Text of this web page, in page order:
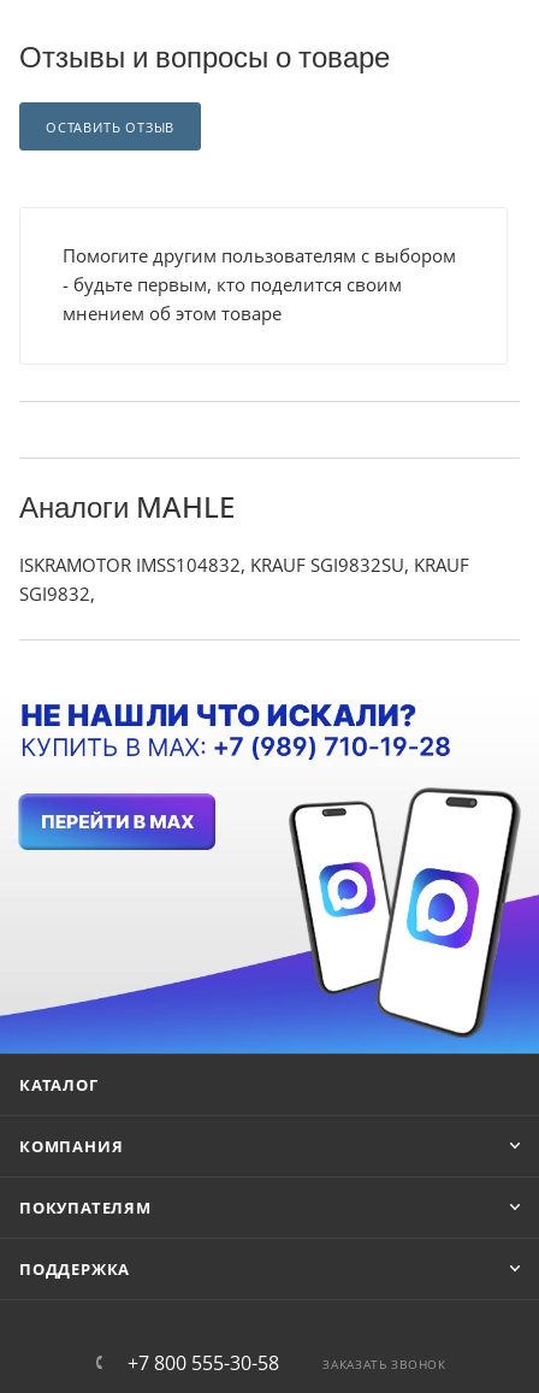
Отзывы и вопросы о товаре
ОСТАВИТЬ ОТЗЫВ
Помогите другим пользователям с выбором
- будьте первым, кто поделится своим
мнением об этом товаре
Аналоги MAHLE
ISKRAMOTOR IMSS104832, KRAUF SGI9832SU, KRAUF
SGI9832,
КАТАЛОГ
КОМПАНИЯ
ПОКУПАТЕЛЯМ
ПОДДЕРЖКА
+7 800 555-30-58 ЗАКАЗАТЬ ЗВОНОК